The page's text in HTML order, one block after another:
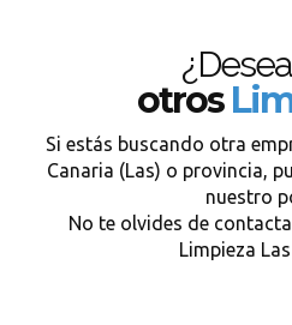
otros
Si estás buscando otra
Canaria (Las) o provincia,
nuestro
No te olvides de
Limpieza